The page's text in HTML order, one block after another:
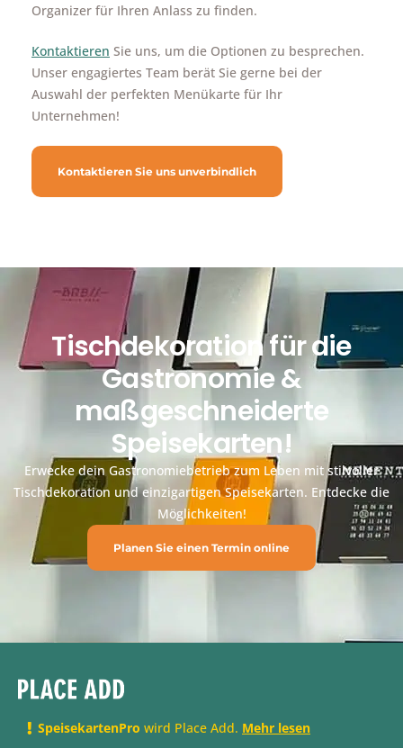
Organizer für Ihren Anlass zu finden.
Kontaktieren Sie uns, um die Optionen zu besprechen.
Unser engagiertes Team berät Sie gerne bei der
Auswahl der perfekten Menükarte für Ihr
Unternehmen!
Kontaktieren Sie uns unverbindlich
Tischdekoration für die
Gastronomie &
maßgeschneiderte
Speisekarten!
Erwecke dein Gastronomiebetrieb zum Leben mit stilvoller
Tischdekoration und einzigartigen Speisekarten. Entdecke die
Möglichkeiten!
Planen Sie einen Termin online
SpeisekartenPro wird Place Add. Mehr lesen